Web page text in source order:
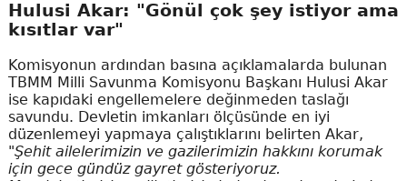
Hulusi Akar: "Gönül çok şey istiyor ama
kısıtlar var"
Komisyonun ardından basına açıklamalarda bulunan
TBMM Milli Savunma Komisyonu Başkanı Hulusi Akar
ise kapıdaki engellemelere değinmeden taslağı
savundu. Devletin imkanları ölçüsünde en iyi
düzenlemeyi yapmaya çalıştıklarını belirten Akar,
"Şehit ailelerimizin ve gazilerimizin hakkını korumak
için gece gündüz gayret gösteriyoruz.